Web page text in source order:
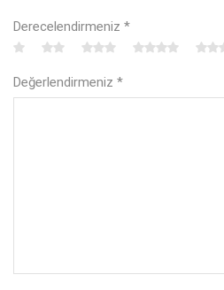
Derecelendirmeniz *
Değerlendirmeniz *